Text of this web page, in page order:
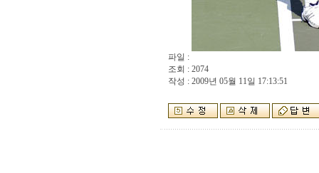
파일 :
조회 : 2074
작성 : 2009년 05월 11일 17:13:51